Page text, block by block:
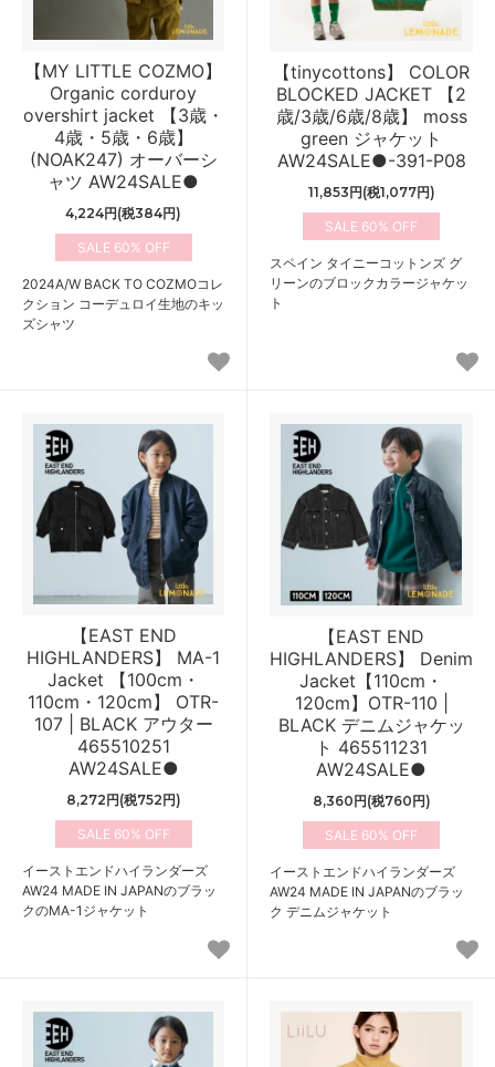
【MY LITTLE COZMO】
Organic corduroy
overshirt jacket 【3歳・
4歳・5歳・6歳】
(NOAK247) オーバーシ
ャツ AW24SALE●
4,224円(税384円)
60%
2024A/W BACK TO COZMOコレ
クション コーデュロイ生地のキッ
ズシャツ
【tinycottons】 COLOR
BLOCKED JACKET 【2
歳/3歳/6歳/8歳】 moss
green ジャケット
AW24SALE●-391-P08
11,853円(税1,077円)
60%
スペイン タイニーコットンズ グ
リーンのブロックカラージャケッ
ト
【EAST END
HIGHLANDERS】 MA-1
Jacket 【100cm・
110cm・120cm】 OTR-
107 | BLACK アウター
465510251
AW24SALE●
8,272円(税752円)
60%
イーストエンドハイランダーズ
AW24 MADE IN JAPANのブラッ
クのMA-1ジャケット
【EAST END
HIGHLANDERS】 Denim
Jacket【110cm・
120cm】OTR-110 |
BLACK デニムジャケッ
ト 465511231
AW24SALE●
8,360円(税760円)
60%
イーストエンドハイランダーズ
AW24 MADE IN JAPANのブラッ
ク デニムジャケット